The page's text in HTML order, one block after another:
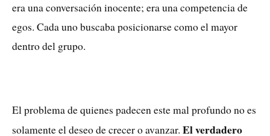
era una conversación inocente; era una competencia de
egos. Cada uno buscaba posicionarse como el mayor
dentro del grupo.
El problema de quienes padecen este mal profundo no es
solamente el deseo de crecer o avanzar. El verdadero